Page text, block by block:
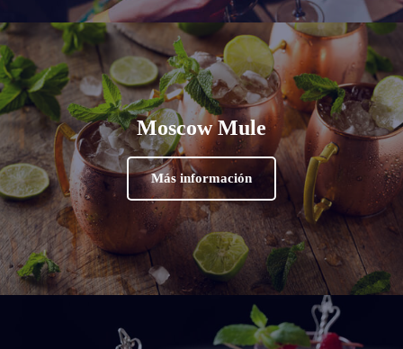
Moscow Mule
Más información